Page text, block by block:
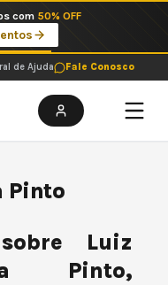
com 50% OFF
de Ajuda Fale Conosco
Pinto
Luiz
Pinto,